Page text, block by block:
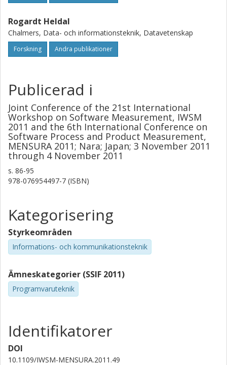
Rogardt Heldal
Chalmers, Data- och informationsteknik, Datavetenskap
Forskning Andra publikationer
Publicerad i
Joint Conference of the 21st International
Workshop on Software Measurement, IWSM
2011 and the 6th International Conference on
Software Process and Product Measurement,
MENSURA 2011; Nara; Japan; 3 November 2011
through 4 November 2011
s. 86-95
978-076954497-7 (ISBN)
Kategorisering
Styrkeområden
Informations- och kommunikationsteknik
Ämneskategorier (SSIF 2011)
Programvaruteknik
Identifikatorer
DOI
10.1109/IWSM-MENSURA.2011.49